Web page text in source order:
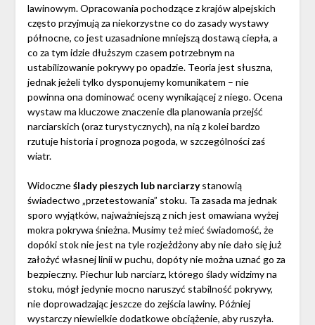
lawinowym. Opracowania pochodzące z krajów alpejskich
często przyjmują za niekorzystne co do zasady wystawy
północne, co jest uzasadnione mniejszą dostawą ciepła, a
co za tym idzie dłuższym czasem potrzebnym na
ustabilizowanie pokrywy po opadzie. Teoria jest słuszna,
jednak jeżeli tylko dysponujemy komunikatem – nie
powinna ona dominować oceny wynikającej z niego. Ocena
wystaw ma kluczowe znaczenie dla planowania przejść
narciarskich (oraz turystycznych), na nią z kolei bardzo
rzutuje historia i prognoza pogoda, w szczególności zaś
wiatr.
Widoczneślady pieszych lub narciarzystanowią
świadectwo „przetestowania” stoku. Ta zasada ma jednak
sporo wyjątków, najważniejszą z nich jest omawiana wyżej
mokra pokrywa śnieżna. Musimy też mieć świadomość, że
dopóki stok nie jest na tyle rozjeżdżony aby nie dało się już
założyć własnej linii w puchu, dopóty nie można uznać go za
bezpieczny. Piechur lub narciarz, którego ślady widzimy na
stoku, mógł jedynie mocno naruszyć stabilność pokrywy,
nie doprowadzając jeszcze do zejścia lawiny. Później
wystarczy niewielkie dodatkowe obciążenie, aby ruszyła.